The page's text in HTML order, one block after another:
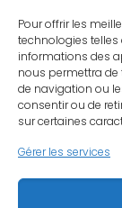
Pour offrir les
technologies telles
informations des
nous permettra
de navigation ou
consentir ou de
sur certaines
Gérer les services